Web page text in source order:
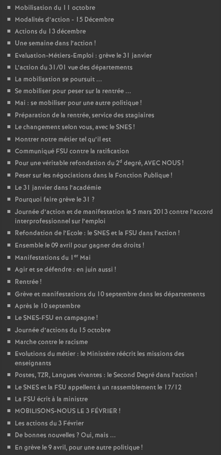
Mobilisation du 11 octobre
Modalités d’action - 15 Décembre
Actions du 13 décembre
Une semaine dans l’action !
Evaluation-Métiers-Emploi : grève le 31 janvier
L’action du 31/01 vue des départements
La mobilisation se poursuit ...
Se mobiliser pour peser sur la rentrée ...
Mai : se mobiliser pour une autre politique!
Préparation de la rentrée, service des stagiaires
Le changement selon vous, avec le SNES!
Montrer notre métier tel qu’il est
Communiqué FSU contre la ratification
Pour une véritable refondation du 2d degré, AVEC NOUS!
Peser sur les négociations dans la Fonction Publique!
Le 31 janvier dans l’académie
Pourquoi faire grève le 31 ?
Journée d’action et de manifestation le 5 mars 2013 contre l’accord
interprofessionnel sur l’emploi
Refondation de l’Ecole : le SNES et la FSU dans l’action !
Ensemble le 09 avril pour gagner des droits !
Manifestations du 1 er Mai
Agir et se défendre : en juin aussi !
Rentrée!
Grève et manifestations du 10 septembre dans les départements
Après le 10 septembre
Le SNES-FSU en campagne!
Journée d’actions du 15 octobre
Marche contre le racisme
Evolutions du métier : le Ministère réécrit les missions des
enseignants
Postes, TZR, Langues vivantes : le Second Degré dans l’action !
Le SNES et la FSU appellent à un rassemblement le 17/12
La FSU écrit à la ministre
MOBILISONS-NOUS LE 3 FÉVRIER !
Les actions du 3 Février
De bonnes nouvelles ? Oui, mais ...
En grève le 9 avril, pour une autre politique!